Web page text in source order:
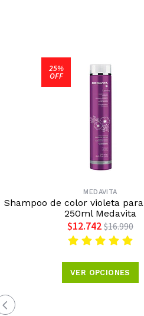
25%
OFF
MEDAVITA
Shampoo de color violeta
250ml Medavita
$12.742 $16.990
VER OPCIONES